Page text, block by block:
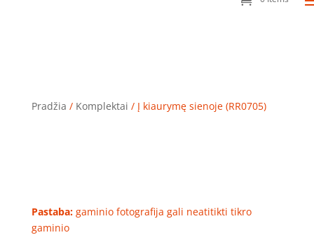
Pradžia / Komplektai / Į kiaurymę sienoje (RR0705)
Pastaba:gaminio fotografija gali neatitikti tikro
gaminio